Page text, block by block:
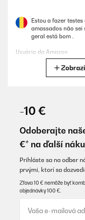
Estou a fazer
amassados não sei
geral está bom .
Usuário da Amazon
Amazon-gebruiker
Super Marke, echt
-10 €
Odoberajte
€* na ďalší
Prihláste sa na odber
prvými, ktorí sa
Zľava 10 € nemôže byť
objednávky 100 €.